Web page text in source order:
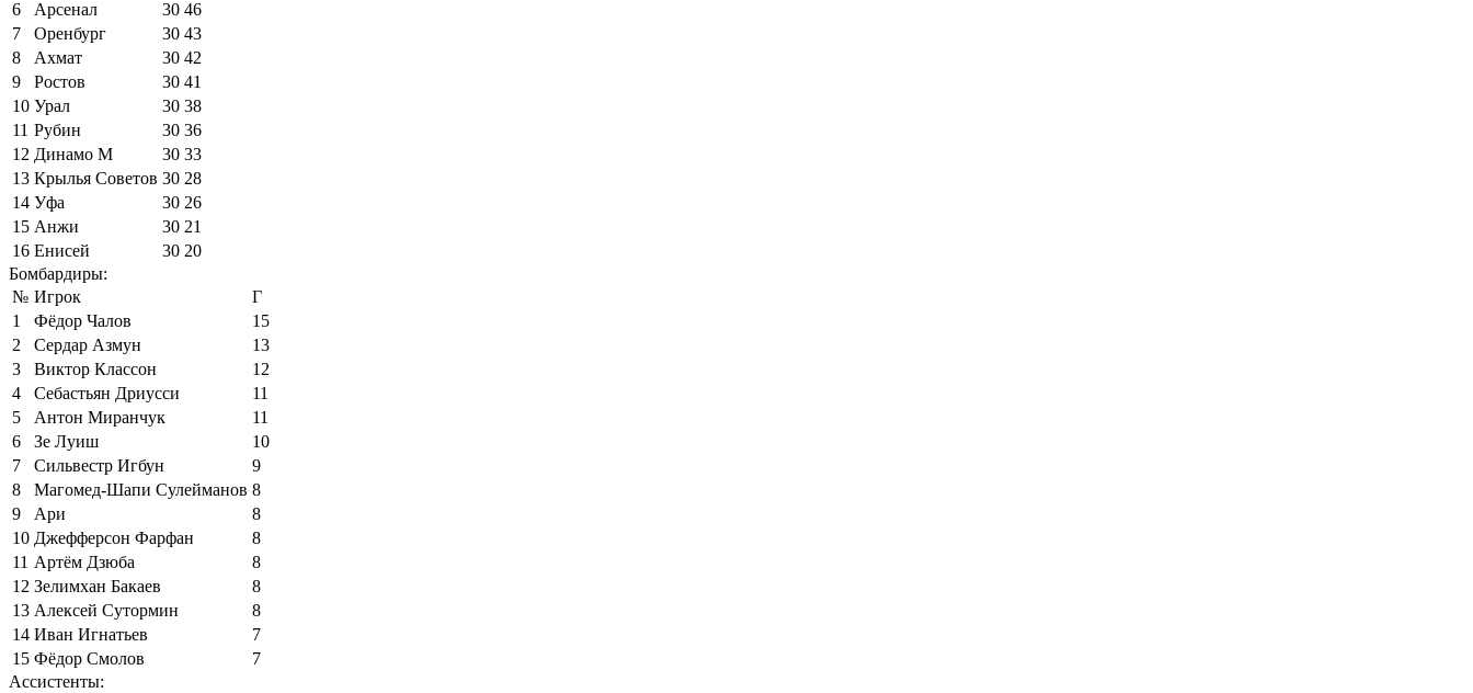
6
Арсенал 30 46
7
Оренбург 30 43
8
Ахмат 30 42
9
Ростов 30 41
10 Урал 30 38
11 Рубин 30 36
12 Динамо М 30 33
13 Крылья Советов 30 28
14 Уфа 30 26
15 Анжи 30 21
16 Енисей 30 20
Бомбардиры:
№ Игрок
Г
1
Фёдор Чалов
15
2
Сердар Азмун
13
3
Виктор Классон
12
4
Себастьян Дриусси
11
5
Антон Миранчук
11
6
Зе Луиш
10
7
Сильвестр Игбун
9
8
Магомед-Шапи Сулейманов 8
9
Ари
8
10 Джефферсон Фарфан
8
11 Артём Дзюба
8
12 Зелимхан Бакаев
8
13 Алексей Сутормин
8
14 Иван Игнатьев
7
15 Фёдор Смолов
7
Ассистенты: